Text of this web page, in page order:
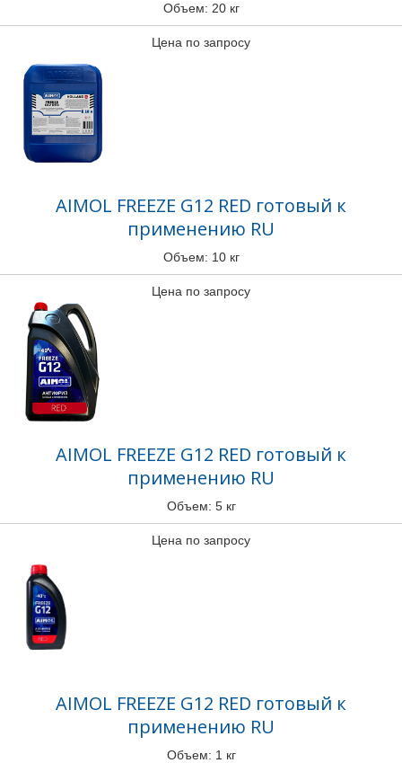
Объем: 20 кг
Цена по запросу
AIMOL FREEZE G12 RED готовый к
применению RU
Объем: 10 кг
Цена по запросу
AIMOL FREEZE G12 RED готовый к
применению RU
Объем: 5 кг
Цена по запросу
AIMOL FREEZE G12 RED готовый к
применению RU
Объем: 1 кг